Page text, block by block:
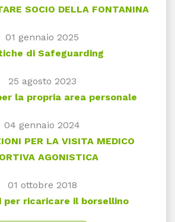
SOCIO DELLA FONTANINA
01 gennaio 2025
di Safeguarding
25 agosto 2023
la propria area personale
04 gennaio 2024
PER LA VISITA MEDICO
AGONISTICA
01 ottobre 2018
per ricaricare il borsellino